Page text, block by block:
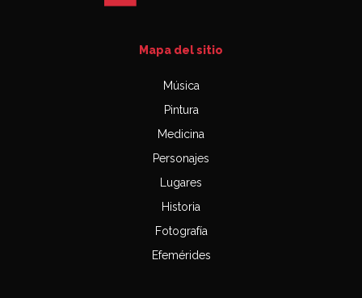
Mapa del sitio
Música
Pintura
Medicina
Personajes
Lugares
Historia
Fotografía
Efemérides